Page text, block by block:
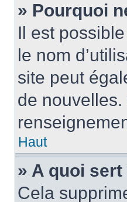
» Pourquoi
Il est
le nom
site peut
de nouvelles.
Haut
» A quoi
Cela